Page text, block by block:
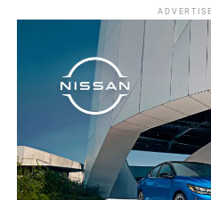
Roberto “Piojo” Alvarado
definió con categoría dentro
marcador.
El dominio mexicano se
nuevamente. Al 31’, una
permitió a Quiñones
quien sacó un potente disparo
0.